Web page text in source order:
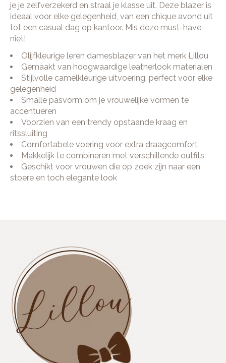
je je zelfverzekerd en straal je klasse uit. Deze blazer is
ideaal voor elke gelegenheid, van een chique avond uit
tot een casual dag op kantoor. Mis deze must-have
niet!
Olijfkleurige leren damesblazer van het merk Lillou
Gemaakt van hoogwaardige leatherlook materialen
Stijlvolle camelkleurige uitvoering, perfect voor elke
gelegenheid
Smalle pasvorm om je vrouwelijke vormen te
accentueren
Voorzien van een trendy opstaande kraag en
ritssluiting
Comfortabele voering voor extra draagcomfort
Makkelijk te combineren met verschillende outfits
Geschikt voor vrouwen die op zoek zijn naar een
stoere en toch elegante look